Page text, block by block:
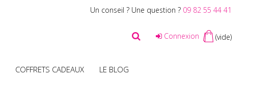
Un conseil ? Une question ? 09 82 55 44 41
Connexion (vide)
COFFRETS CADEAUX LE BLOG